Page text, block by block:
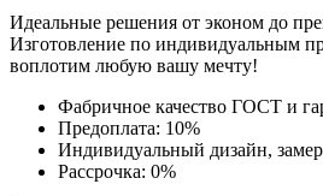
Идеальные решения от эконом до
Изготовление по индивидуальным
воплотим любую вашу мечту!
Фабричное качество ГОСТ и
Предоплата: 10%
Индивидуальный дизайн,
Рассрочка: 0%